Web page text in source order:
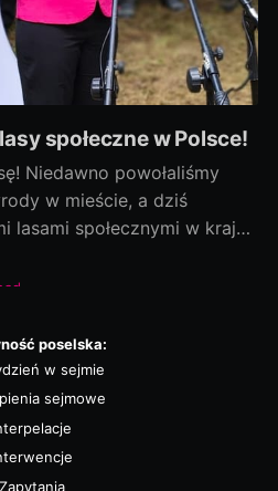
społeczne w Polsce!
Niedawno powołaliśmy
w mieście, a dziś
lasami społecznymi w kraju!
ostatni, a efekty
— a to wszystko dla
poselska:
w sejmie
sejmowe
Zapytania